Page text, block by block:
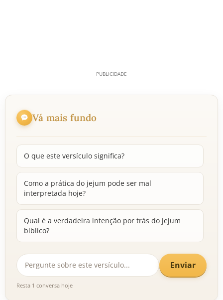
Vá mais fundo
O que este versículo significa?
Como a prática do jejum pode ser mal
interpretada hoje?
Qual é a verdadeira intenção por trás do jejum
bíblico?
Enviar
Resta 1 conversa hoje